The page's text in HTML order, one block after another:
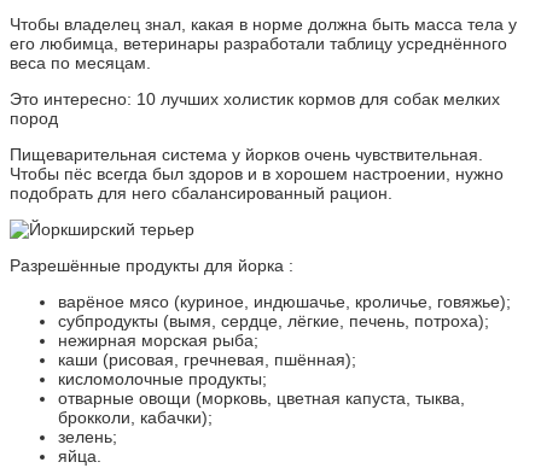
Чтобы владелец знал, какая в норме должна быть масса тела у
его любимца, ветеринары разработали таблицу усреднённого
веса по месяцам.
Это интересно: 10 лучших холистик кормов для собак мелких
пород
Пищеварительная система у йорков очень чувствительная.
Чтобы пёс всегда был здоров и в хорошем настроении, нужно
подобрать для него сбалансированный рацион.
Разрешённые продукты для йорка :
варёное мясо (куриное, индюшачье, кроличье, говяжье);
субпродукты (вымя, сердце, лёгкие, печень, потроха);
нежирная морская рыба;
каши (рисовая, гречневая, пшённая);
кисломолочные продукты;
отварные овощи (морковь, цветная капуста, тыква,
брокколи, кабачки);
зелень;
яйца.